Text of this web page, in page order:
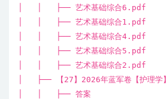
│ │ ├── 艺术基础综合6.pdf
│ │ ├── 艺术基础综合1.pdf
│ │ ├── 艺术基础综合4.pdf
│ │ ├── 艺术基础综合5.pdf
│ │ ├── 艺术基础综合2.pdf
│ ├── 【27】2026年蓝军卷【护理学】
│ │ ├── 答案